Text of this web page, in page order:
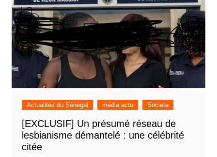
Actualités du Sénégal média actu Societe
[EXCLUSIF] Un présumé réseau de
lesbianisme démantelé : une célébrité
citée